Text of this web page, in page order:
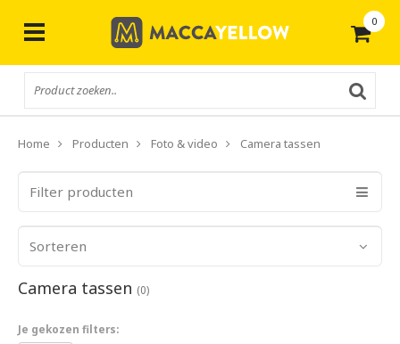
0
Home Producten Foto & video Camera tassen
Filter producten
Sorteren
Camera tassen (0)
Je gekozen filters: